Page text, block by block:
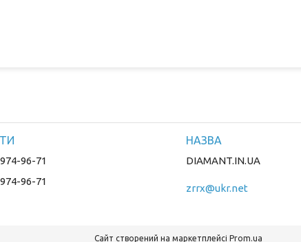
96-71
96-71
DIAMANT.IN.UA
zrrx@ukr.net
Сайт створений на маркетплейсі Prom.ua